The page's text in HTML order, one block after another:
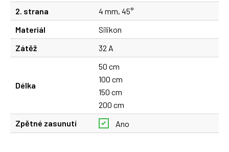
2. strana
4 mm, 45°
Materiál
Silikon
Zátěž
32 A
Délka
50 cm
100 cm
150 cm
200 cm
Zpětné zasunutí
Ano